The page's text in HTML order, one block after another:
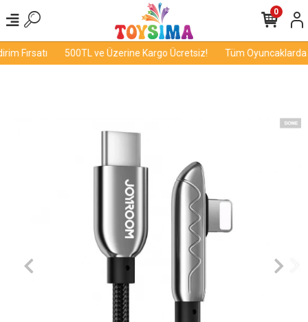
Fırsatı 500TL ve Üzerine Kargo Ücretsiz! Tüm Oyuncaklarda
0